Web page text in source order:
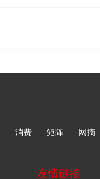
消费 矩阵 网摘
友情链接